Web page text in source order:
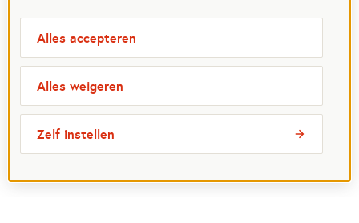
Alles accepteren
Alles weigeren
Zelf instellen